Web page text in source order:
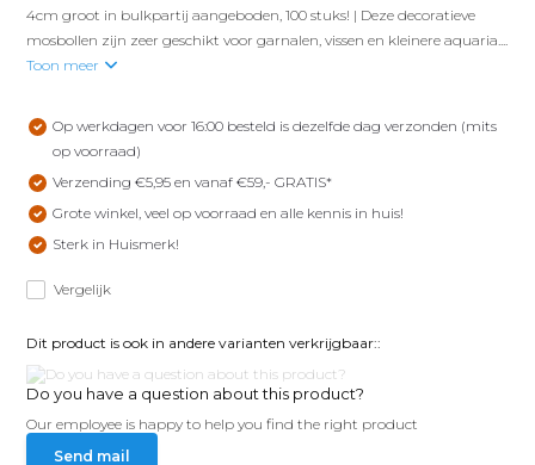
4cm groot in bulkpartij aangeboden, 100 stuks! | Deze decoratieve
mosbollen zijn zeer geschikt voor garnalen, vissen en kleinere aquaria....
Toon meer
Op werkdagen voor 16:00 besteld is dezelfde dag verzonden (mits
op voorraad)
Verzending €5,95 en vanaf €59,- GRATIS*
Grote winkel, veel op voorraad en alle kennis in huis!
Sterk in Huismerk!
Vergelijk
Dit product is ook in andere varianten verkrijgbaar::
Do you have a question about this product?
Our employee is happy to help you find the right product
Send mail